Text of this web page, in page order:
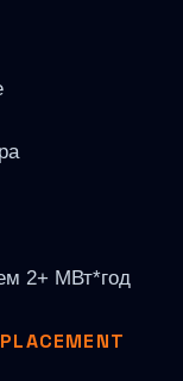
2+ МВт*год